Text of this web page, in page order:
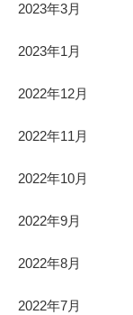
2023年3月
2023年1月
2022年12月
2022年11月
2022年10月
2022年9月
2022年8月
2022年7月